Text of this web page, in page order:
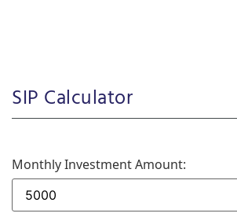
SIP Calculator
Monthly Investment Amount: